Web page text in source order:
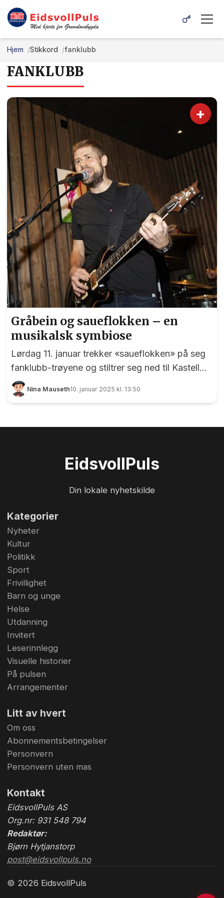
Hjem Stikkord fanklubb
FANKLUBB
+
Gråbein og saueflokken – en
musikalsk symbiose
Lørdag 11. januar trekker «saueflokken» på seg
fanklubb-trøyene og stiltrer seg ned til Kastell
Pub. Her skal de synge og gynge i takt sammen
med sine store idoler i det lokale festbandet
– som i fjor på omtrent samme tid. EidsvollPuls
festlige gjengen i øvingsl...
Nina Mauseth10. januar 2025 kl. 13:50
EidsvollPuls
Din lokale nyhetskilde
Kategorier
Nyheter
Kultur
Politikk
Sport
Frivillighet
Barn og unge
Helse
Utdanning
Invitert
Leserinnlegg
Visuelle historier
På pulsen
Arrangementer
Litt av hvert
Om oss
Abonnementsbetingelser
Personvern
Personvern uten mas
Kontakt
EidsvollPuls AS
Org.nr: 931 548 794
Redaktør:
Bjørn Hytjanstorp
post@eidsvollpuls.no
© 2026 EidsvollPuls